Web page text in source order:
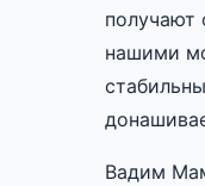
получают
нашими
Вадим